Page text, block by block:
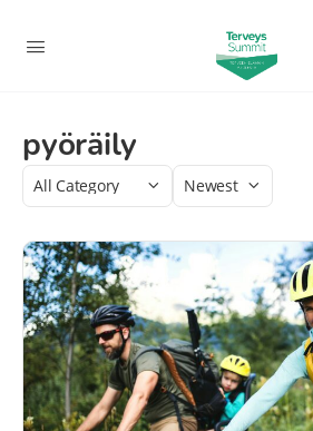
pyöräily
Category
Sort